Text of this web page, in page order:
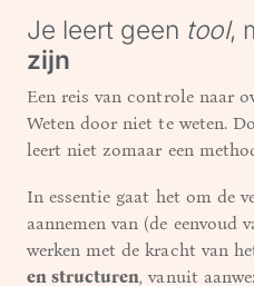
Je leert geen tool,
zijn
Een reis van controle naar
Weten door niet te weten.
leert niet zomaar een
In essentie gaat het om de
aannemen van (de eenvoud
werken met de kracht van
en structuren, vanuit